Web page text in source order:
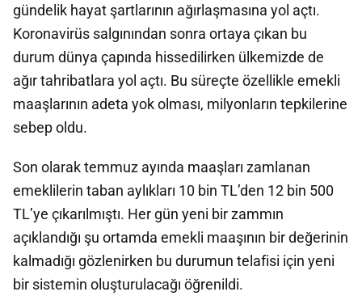
gündelik hayat şartlarının ağırlaşmasına yol açtı.
Koronavirüs salgınından sonra ortaya çıkan bu
durum dünya çapında hissedilirken ülkemizde de
ağır tahribatlara yol açtı. Bu süreçte özellikle emekli
maaşlarının adeta yok olması, milyonların tepkilerine
sebep oldu.
Son olarak temmuz ayında maaşları zamlanan
emeklilerin taban aylıkları 10 bin TL’den 12 bin 500
TL’ye çıkarılmıştı. Her gün yeni bir zammın
açıklandığı şu ortamda emekli maaşının bir değerinin
kalmadığı gözlenirken bu durumun telafisi için yeni
bir sistemin oluşturulacağı öğrenildi.